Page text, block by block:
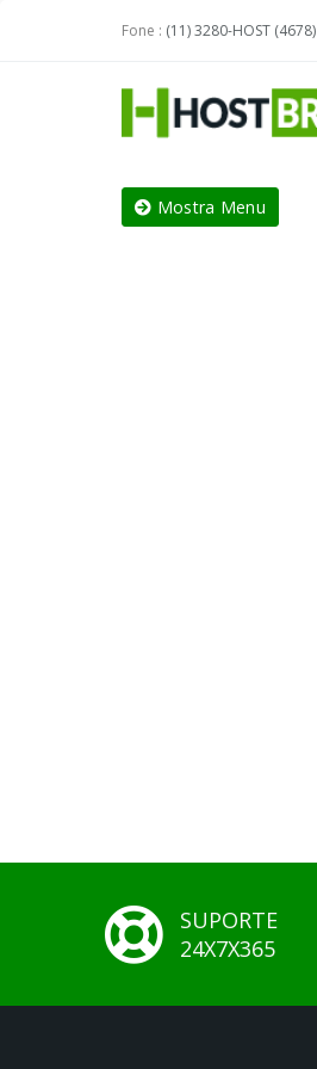
Fone : (11) 3280-HOST (4678)
Mostra Menu
SUPORTE
24X7X365